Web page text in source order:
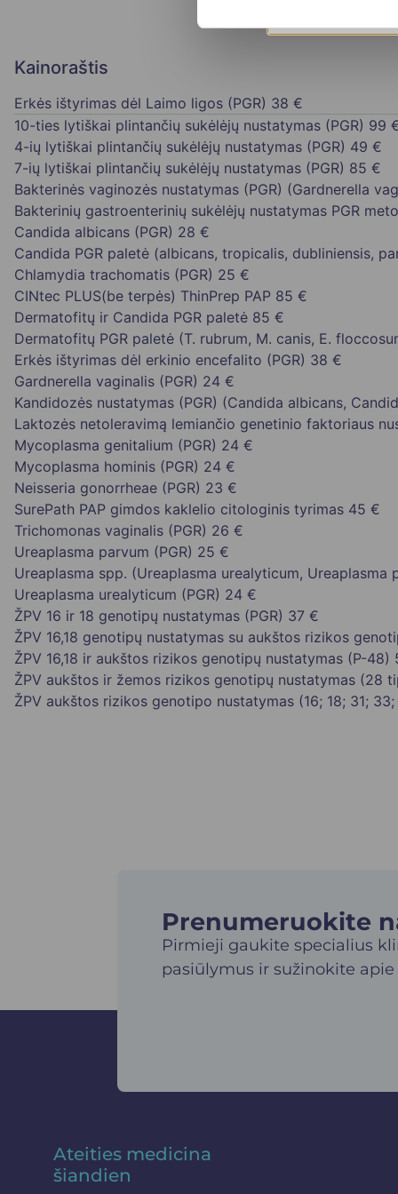
Kainoraštis
Erkės ištyrimas dėl Laimo ligos (PGR) 38 €
10-ties lytiškai plintančių sukėlėjų nustatymas (PGR) 99
4-ių lytiškai plintančių sukėlėjų nustatymas (PGR) 49 €
7-ių lytiškai plintančių sukėlėjų nustatymas (PGR) 85 €
Bakterinės vaginozės nustatymas (PGR) (Gardnerella
Bakterinių gastroenterinių sukėlėjų nustatymas PGR
Candida albicans (PGR) 28 €
Candida PGR paletė (albicans, tropicalis, dubliniensis,
Chlamydia trachomatis (PGR) 25 €
CINtec PLUS(be terpės) ThinPrep PAP 85 €
Dermatofitų ir Candida PGR paletė 85 €
Dermatofitų PGR paletė (T. rubrum, M. canis, E.
Erkės ištyrimas dėl erkinio encefalito (PGR) 38 €
Gardnerella vaginalis (PGR) 24 €
Kandidozės nustatymas (PGR) (Candida albicans,
Laktozės netoleravimą lemiančio genetinio faktoriaus
Mycoplasma genitalium (PGR) 24 €
Mycoplasma hominis (PGR) 24 €
Neisseria gonorrheae (PGR) 23 €
SurePath PAP gimdos kaklelio citologinis tyrimas 45 €
Trichomonas vaginalis (PGR) 26 €
Ureaplasma parvum (PGR) 25 €
Ureaplasma spp. (Ureaplasma urealyticum, Ureaplasma
Ureaplasma urealyticum (PGR) 24 €
ŽPV 16 ir 18 genotipų nustatymas (PGR) 37 €
ŽPV 16,18 genotipų nustatymas su aukštos rizikos
ŽPV 16,18 ir aukštos rizikos genotipų nustatymas (P-48)
ŽPV aukštos ir žemos rizikos genotipų nustatymas (28
ŽPV aukštos rizikos genotipo nustatymas (16; 18; 31;
Prenumeruokite
Pirmieji gaukite specialius
pasiūlymus ir sužinokite apie
Ateities medicina
šiandien